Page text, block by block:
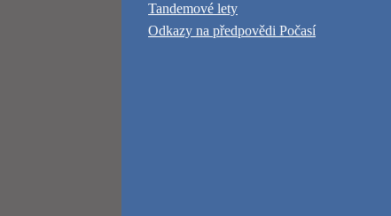
Tandemové lety
Odkazy na předpovědi Počasí